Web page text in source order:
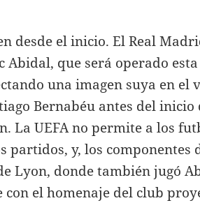
desde el inicio. El Real
Abidal, que será operado
una imagen suya en el
Bernabéu antes del inicio
La UEFA no permite a los
partidos, y, los componentes
Lyon, donde también jugó
el homenaje del club